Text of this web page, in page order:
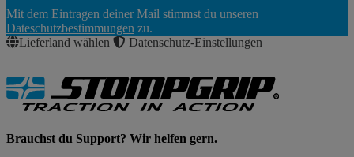
Abonnieren
Mit dem Eintragen deiner Mail stimmst du unseren
Dateschutzbestimmungen zu.
Lieferland wählen
Datenschutz-Einstellungen
Brauchst du Support? Wir helfen gern.